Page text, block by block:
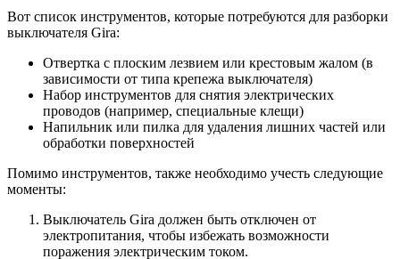
Вот список инструментов, которые потребуются для разборки
выключателя Gira:
Отвертка с плоским лезвием или крестовым жалом (в
зависимости от типа крепежа выключателя)
Набор инструментов для снятия электрических
проводов (например, специальные клещи)
Напильник или пилка для удаления лишних частей или
обработки поверхностей
Помимо инструментов, также необходимо учесть следующие
моменты:
Выключатель Gira должен быть отключен от
электропитания, чтобы избежать возможности
поражения электрическим током.